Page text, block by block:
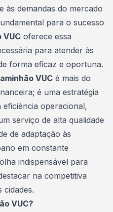
às demandas do mercado
para o sucesso
VUC oferece essa
para atender às
forma eficaz e oportuna.
VUC é mais do
; é uma estratégia
operacional,
serviço de alta qualidade
de adaptação às
em constante
indispensável para
na competitiva
cidades.
VUC?